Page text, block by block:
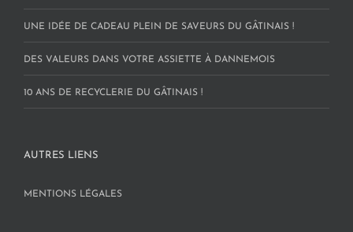
UNE IDÉE DE CADEAU PLEIN DE SAVEURS DU GÂTINAIS !
DES VALEURS DANS VOTRE ASSIETTE À DANNEMOIS
10 ANS DE RECYCLERIE DU GÂTINAIS !
AUTRES LIENS
MENTIONS LÉGALES